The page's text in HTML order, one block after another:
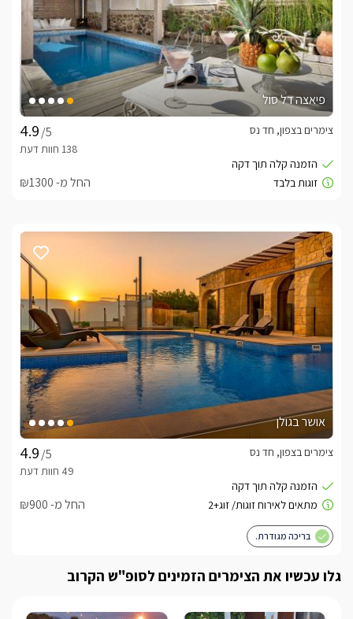
פיאצה דל סול
/5
צימרים בצפון, חד נס
החל מ- ₪1300
אושר בגולן
/5
צימרים בצפון, חד נס
החל מ- ₪900
בריכה מגודרת.
גלו עכשיו את הצימרים הזמינים לסופ"ש הקרוב